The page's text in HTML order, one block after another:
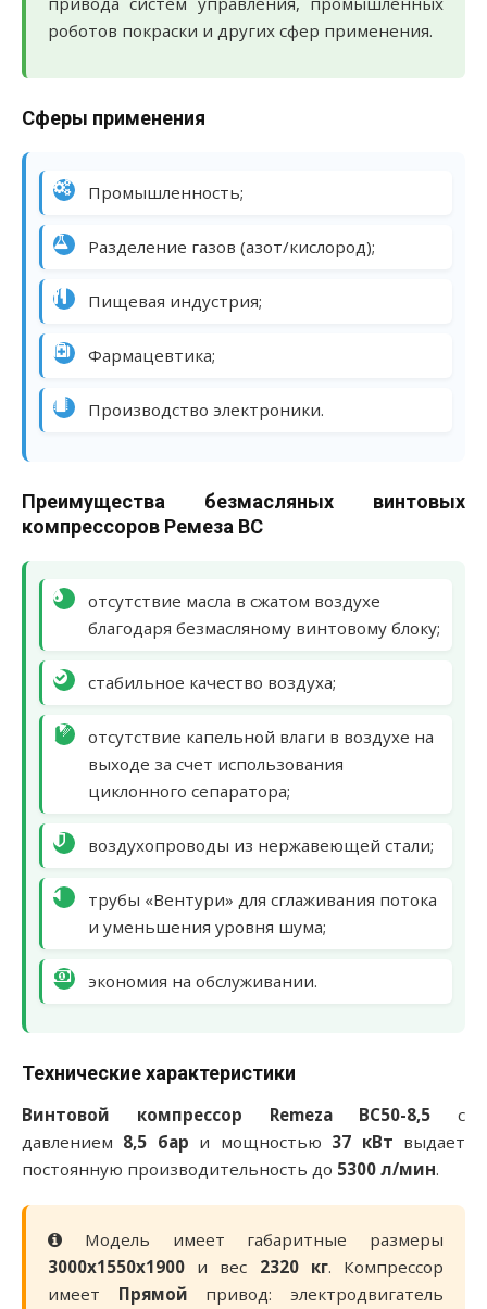
роботов покраски и других сфер применения.
Сферы применения
Промышленность;
Разделение газов (азот/кислород);
Пищевая индустрия;
Фармацевтика;
Производство электроники.
Преимущества безмасляных винтовых
компрессоров Ремеза ВС
отсутствие масла в сжатом воздухе
благодаря безмасляному винтовому блоку;
стабильное качество воздуха;
отсутствие капельной влаги в воздухе на
выходе за счет использования
циклонного сепаратора;
воздухопроводы из нержавеющей стали;
трубы «Вентури» для сглаживания потока
и уменьшения уровня шума;
экономия на обслуживании.
Технические характеристики
Винтовой компрессор Remeza ВС50-8,5 с
давлением 8,5 бар и мощностью 37 кВт выдает
постоянную производительность до 5300 л/мин.
Модель имеет габаритные размеры
3000х1550х1900 и вес 2320 кг. Компрессор
имеет Прямой привод: электродвигатель